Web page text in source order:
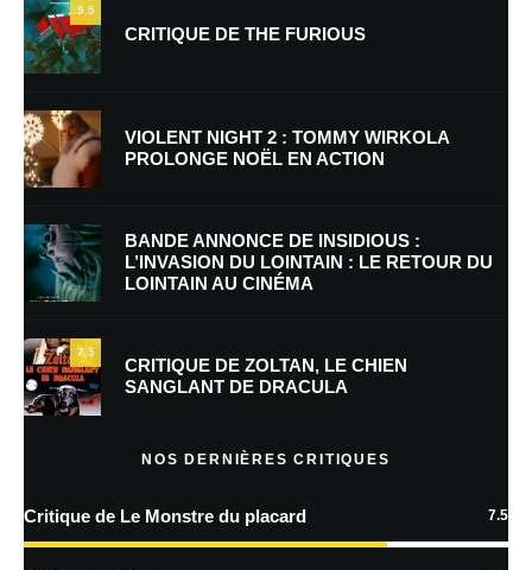
Nom*
E-mail *
Enregistrer mon nom, mon e-mail et mon site dans le navigateur pour
mon prochain commentaire.
Prévenez-moi de tous les nouveaux commentaires par e-mail.
Prévenez-moi de tous les nouveaux articles par e-mail.
En savoir
9.5
CRITIQUE DE THE FURIOUS
VIOLENT NIGHT 2 : TOMMY WIRKOLA
PROLONGE NOËL EN ACTION
BANDE ANNONCE DE INSIDIOUS :
L’INVASION DU LOINTAIN : LE RETOUR DU
LOINTAIN AU CINÉMA
7.5
CRITIQUE DE ZOLTAN, LE CHIEN
SANGLANT DE DRACULA
NOS DERNIÈRES CRITIQUES
Critique de Le Monstre du placard 7.5